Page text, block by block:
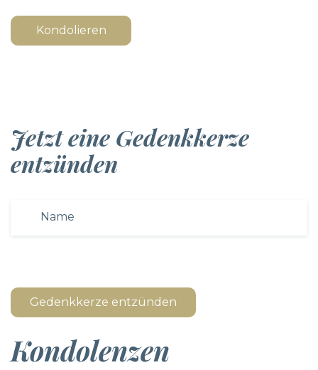
Kondolieren
Jetzt eine Gedenkkerze
entzünden
Gedenkkerze entzünden
Kondolenzen